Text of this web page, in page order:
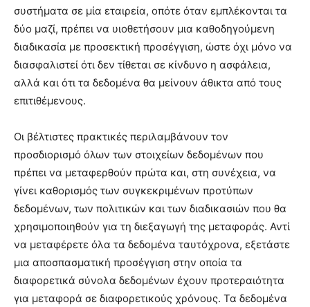
συστήματα σε μία εταιρεία, οπότε όταν εμπλέκονται τα
δύο μαζί, πρέπει να υιοθετήσουν μια καθοδηγούμενη
διαδικασία με προσεκτική προσέγγιση, ώστε όχι μόνο να
διασφαλιστεί ότι δεν τίθεται σε κίνδυνο η ασφάλεια,
αλλά και ότι τα δεδομένα θα μείνουν άθικτα από τους
επιτιθέμενους.
Οι βέλτιστες πρακτικές περιλαμβάνουν τον
προσδιορισμό όλων των στοιχείων δεδομένων που
πρέπει να μεταφερθούν πρώτα και, στη συνέχεια, να
γίνει καθορισμός των συγκεκριμένων προτύπων
δεδομένων, των πολιτικών και των διαδικασιών που θα
χρησιμοποιηθούν για τη διεξαγωγή της μεταφοράς. Αντί
να μεταφέρετε όλα τα δεδομένα ταυτόχρονα, εξετάστε
μια αποσπασματική προσέγγιση στην οποία τα
διαφορετικά σύνολα δεδομένων έχουν προτεραιότητα
για μεταφορά σε διαφορετικούς χρόνους. Τα δεδομένα